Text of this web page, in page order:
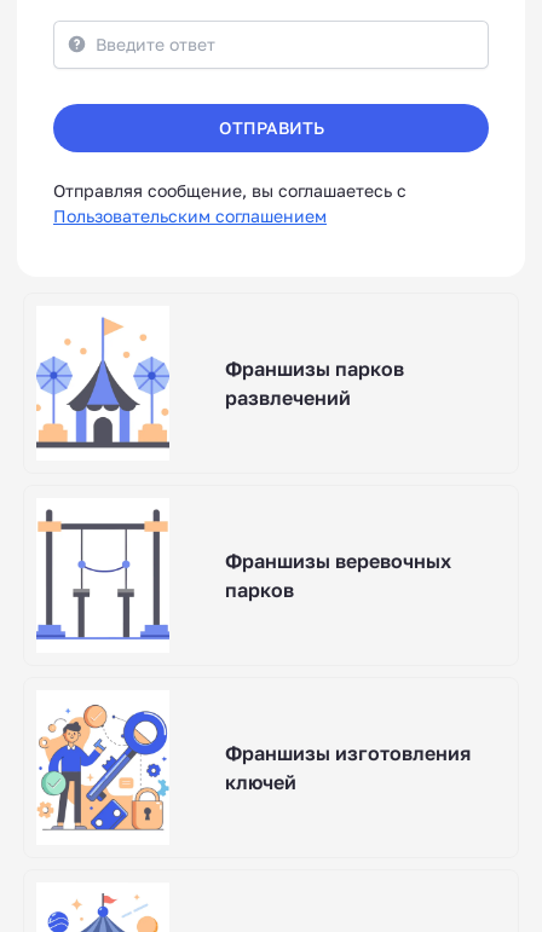
ОТПРАВИТЬ
Отправляя сообщение, вы соглашаетесь с
Пользовательским соглашением
Франшизы парков
развлечений
Франшизы веревочных
парков
Франшизы изготовления
ключей